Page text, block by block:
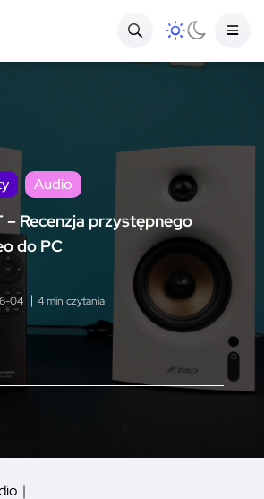
Audio
– Recenzja przystępnego
do PC
04 4 min czytania